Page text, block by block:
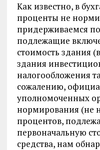
Как известно, в
проценты не
придерживаемся
подлежащие
стоимость здания
здания
налогообложения
сожалению,
уполномоченных
нормирования (не
процентов,
первоначальную
средства, нам